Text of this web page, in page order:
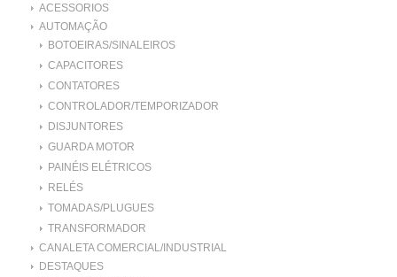
ACESSORIOS
AUTOMAÇÃO
BOTOEIRAS/SINALEIROS
CAPACITORES
CONTATORES
CONTROLADOR/TEMPORIZADOR
DISJUNTORES
GUARDA MOTOR
PAINÉIS ELÉTRICOS
RELÉS
TOMADAS/PLUGUES
TRANSFORMADOR
CANALETA COMERCIAL/INDUSTRIAL
DESTAQUES